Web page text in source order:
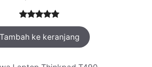
Peringkat
5.00dari 5
berdasarka
1
penilaian
Tambah ke keranjang